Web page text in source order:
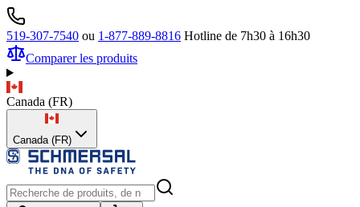
519-307-7540 ou 1-877-889-8816 Hotline de 7h30 à 16h30
Comparer les produits
Canada (FR)
Canada (FR)